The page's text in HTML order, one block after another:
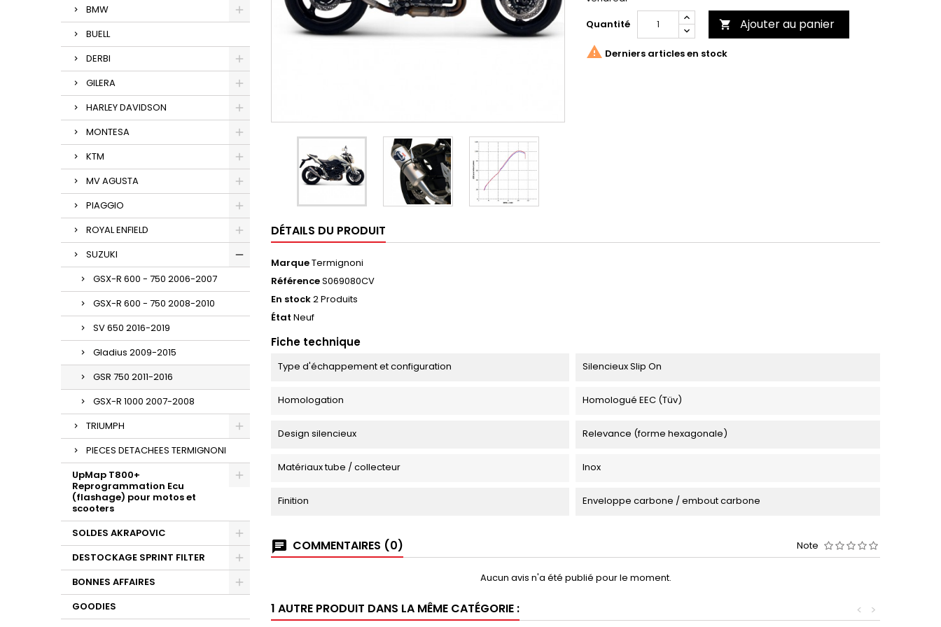
BMW
BUELL
DERBI
GILERA
HARLEY DAVIDSON
MONTESA
KTM
MV AGUSTA
PIAGGIO
ROYAL ENFIELD
SUZUKI
GSX-R 600 - 750 2006-2007
GSX-R 600 - 750 2008-2010
SV 650 2016-2019
Gladius 2009-2015
GSR 750 2011-2016
GSX-R 1000 2007-2008
TRIUMPH
PIECES DETACHEES TERMIGNONI
UpMap T800+
Reprogrammation Ecu
(flashage) pour motos et
scooters
SOLDES AKRAPOVIC
DESTOCKAGE SPRINT FILTER
BONNES AFFAIRES
GOODIES
Quantité
 Ajouter au panier
 Derniers articles en stock
DÉTAILS DU PRODUIT
MarqueTermignoni
RéférenceS069080CV
En stock2 Produits
État Neuf
Fiche technique
Type d'échappement et configuration Silencieux Slip On
Homologation Homologué EEC (Tüv)
Design silencieux Relevance (forme hexagonale)
Matériaux tube / collecteur Inox
Finition Enveloppe carbone / embout carbone
COMMENTAIRES (0) Note
Aucun avis n'a été publié pour le moment.
1 AUTRE PRODUIT DANS LA MÊME CATÉGORIE : >
<